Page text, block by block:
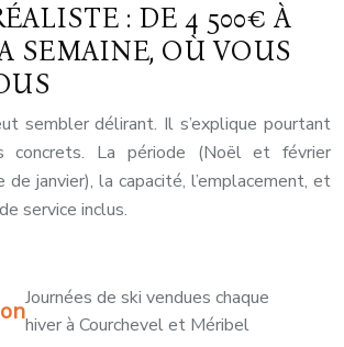
: DE 4 500€ À
SEMAINE, OÙ VOUS
sembler délirant. Il s’explique pourtant
concrets. La période (Noël et février
janvier), la capacité, l’emplacement, et
service inclus.
Journées de ski vendues chaque
hiver à Courchevel et Méribel